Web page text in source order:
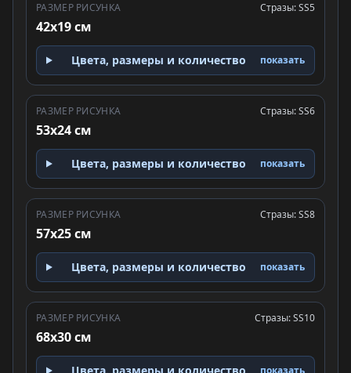
РАЗМЕР РИСУНКА
42x19 см
Стразы: SS5
Цвета, размеры и количество показать
РАЗМЕР РИСУНКА
53x24 см
Стразы: SS6
Цвета, размеры и количество показать
РАЗМЕР РИСУНКА
57x25 см
Стразы: SS8
Цвета, размеры и количество показать
РАЗМЕР РИСУНКА
68x30 см
Стразы: SS10
показать